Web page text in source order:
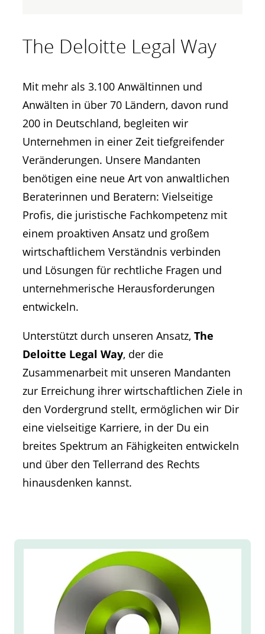
The Deloitte Legal Way
Mit mehr als 3.100 Anwältinnen und
Anwälten in über 70 Ländern, davon rund
200 in Deutschland, begleiten wir
Unternehmen in einer Zeit tiefgreifender
Veränderungen. Unsere Mandanten
benötigen eine neue Art von anwaltlichen
Beraterinnen und Beratern: Vielseitige
Profis, die juristische Fachkompetenz mit
einem proaktiven Ansatz und großem
wirtschaftlichem Verständnis verbinden
und Lösungen für rechtliche Fragen und
unternehmerische Herausforderungen
entwickeln.
Unterstützt durch unseren Ansatz, The
Deloitte Legal Way, der die
Zusammenarbeit mit unseren Mandanten
zur Erreichung ihrer wirtschaftlichen Ziele in
den Vordergrund stellt, ermöglichen wir Dir
eine vielseitige Karriere, in der Du ein
breites Spektrum an Fähigkeiten entwickeln
und über den Tellerrand des Rechts
hinausdenken kannst.